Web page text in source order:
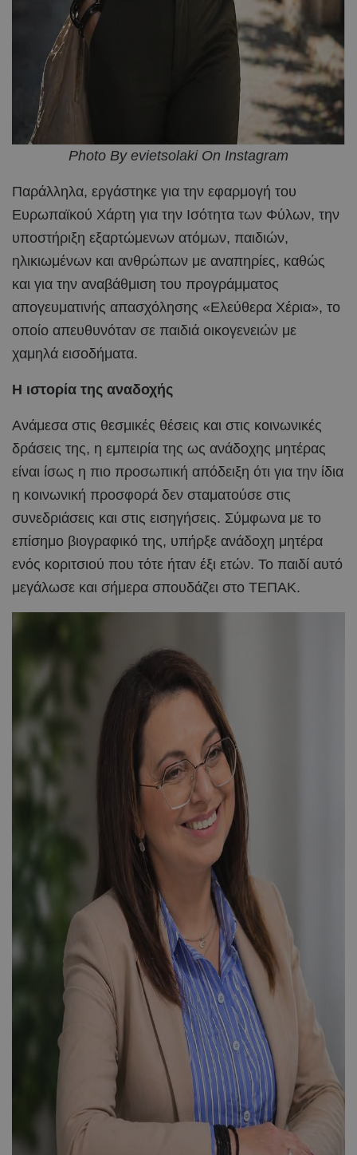
Photo By evietsolaki On Instagram
Παράλληλα, εργάστηκε για την εφαρμογή του
Ευρωπαϊκού Χάρτη για την Ισότητα των Φύλων, την
υποστήριξη εξαρτώμενων ατόμων, παιδιών,
ηλικιωμένων και ανθρώπων με αναπηρίες, καθώς
και για την αναβάθμιση του προγράμματος
απογευματινής απασχόλησης «Ελεύθερα Χέρια», το
οποίο απευθυνόταν σε παιδιά οικογενειών με
χαμηλά εισοδήματα.
Η ιστορία της αναδοχής
Ανάμεσα στις θεσμικές θέσεις και στις κοινωνικές
δράσεις της, η εμπειρία της ως ανάδοχης μητέρας
είναι ίσως η πιο προσωπική απόδειξη ότι για την ίδια
η κοινωνική προσφορά δεν σταματούσε στις
συνεδριάσεις και στις εισηγήσεις. Σύμφωνα με το
επίσημο βιογραφικό της, υπήρξε ανάδοχη μητέρα
ενός κοριτσιού που τότε ήταν έξι ετών. Το παιδί αυτό
μεγάλωσε και σήμερα σπουδάζει στο ΤΕΠΑΚ.